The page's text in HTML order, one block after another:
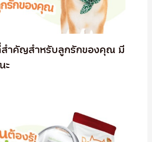
สำคัญสำหรับลูกรักของคุณ มี
ะ